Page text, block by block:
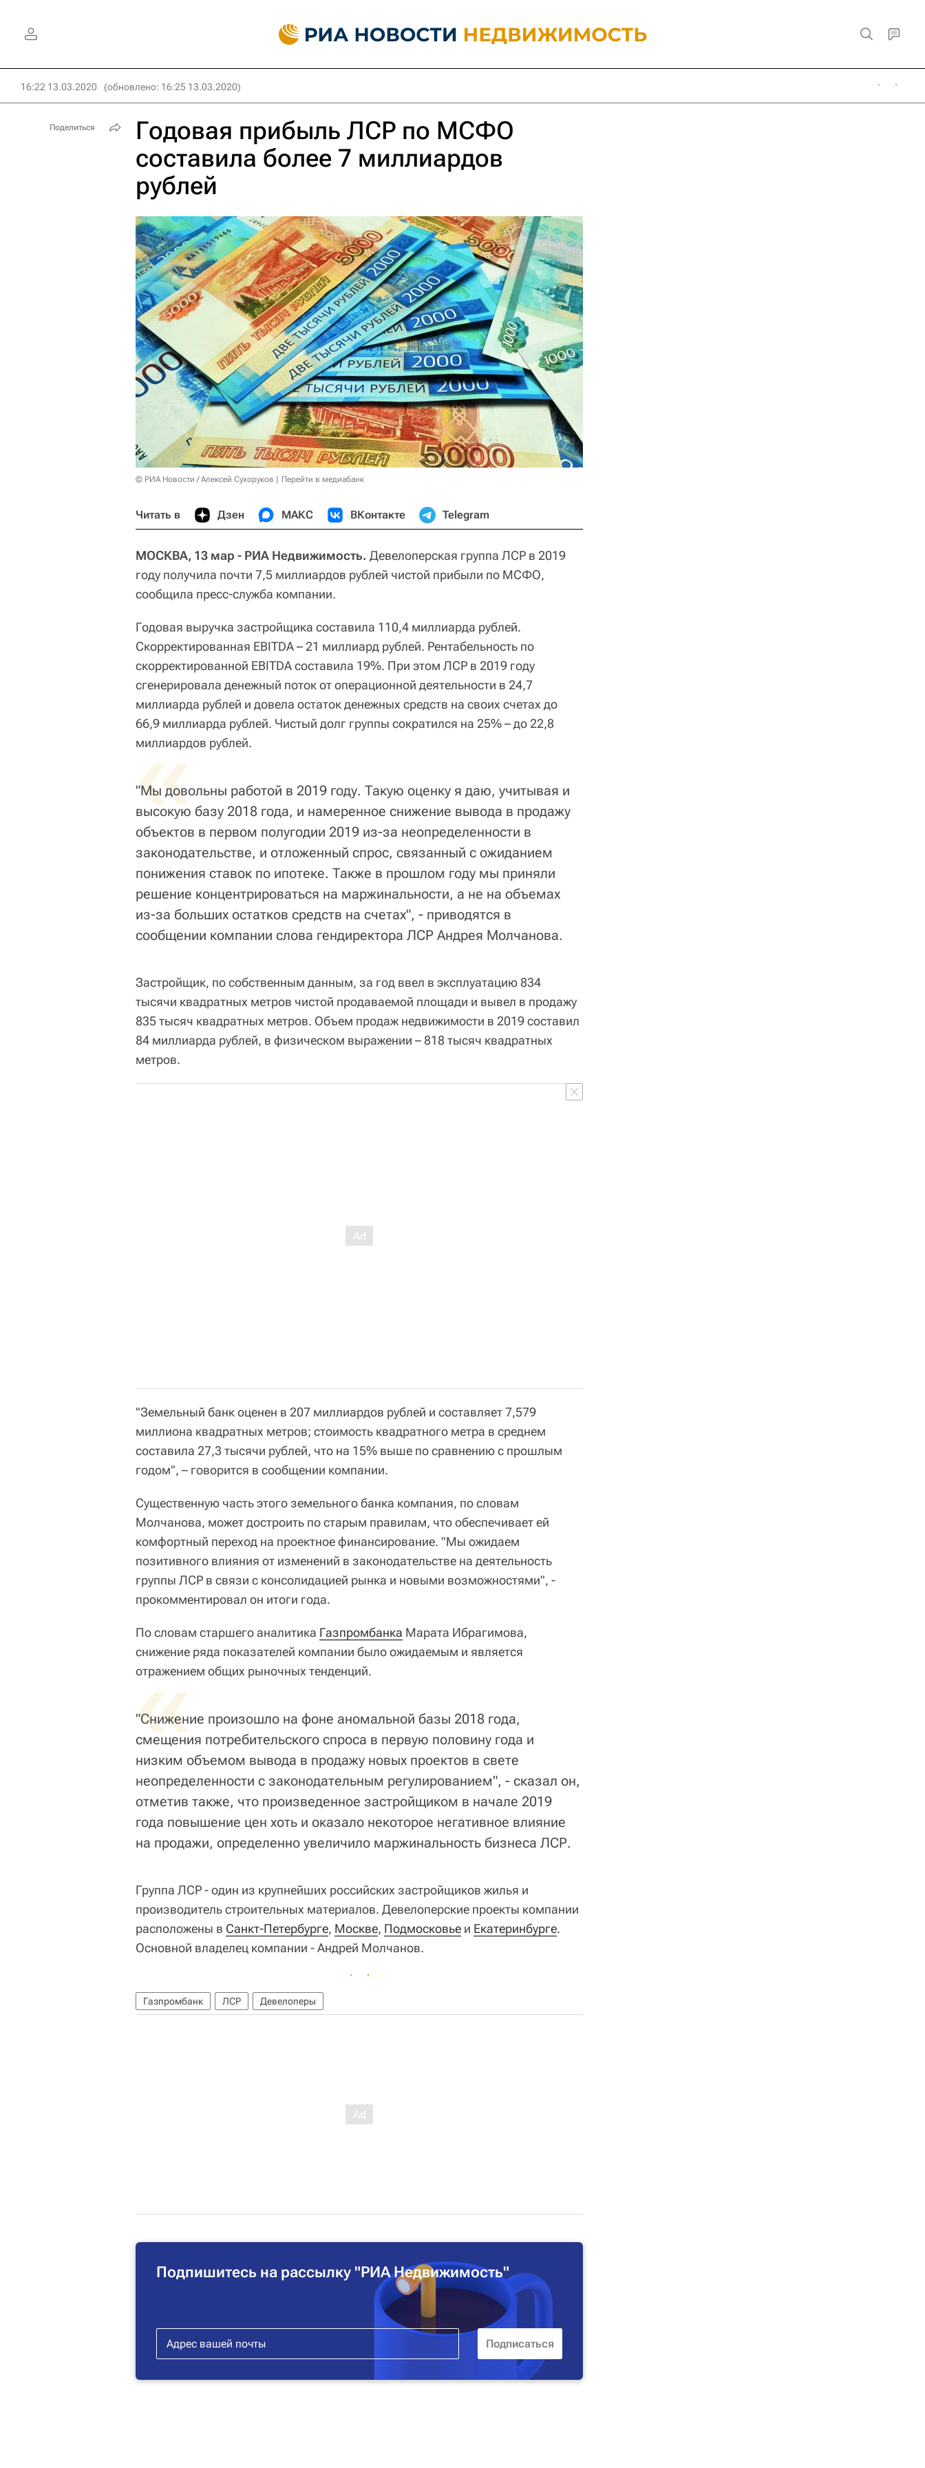
16:22 13.03.2020 (обновлено: 16:25 13.03.2020)
Годовая прибыль ЛСР по МСФО
составила более 7 миллиардов
рублей
© РИА Новости / Алексей Сухоруков Перейти в медиабанк
Читать в Дзен МАКС ВКонтакте Telegram
МОСКВА, 13 мар - РИА Недвижимость. Девелоперская группа ЛСР в 2019
году получила почти 7,5 миллиардов рублей чистой прибыли по МСФО,
сообщила пресс-служба компании.
Годовая выручка застройщика составила 110,4 миллиарда рублей.
Скорректированная EBITDA – 21 миллиард рублей. Рентабельность по
скорректированной EBITDA составила 19%. При этом ЛСР в 2019 году
сгенерировала денежный поток от операционной деятельности в 24,7
миллиарда рублей и довела остаток денежных средств на своих счетах до
66,9 миллиарда рублей. Чистый долг группы сократился на 25% – до 22,8
миллиардов рублей.
«
"Мы довольны работой в 2019 году. Такую оценку я даю, учитывая и
высокую базу 2018 года, и намеренное снижение вывода в продажу
объектов в первом полугодии 2019 из-за неопределенности в
законодательстве, и отложенный спрос, связанный с ожиданием
понижения ставок по ипотеке. Также в прошлом году мы приняли
решение концентрироваться на маржинальности, а не на объемах
из-за больших остатков средств на счетах", - приводятся в
сообщении компании слова гендиректора ЛСР Андрея Молчанова.
Застройщик, по собственным данным, за год ввел в эксплуатацию 834
тысячи квадратных метров чистой продаваемой площади и вывел в продажу
835 тысяч квадратных метров. Объем продаж недвижимости в 2019 составил
84 миллиарда рублей, в физическом выражении – 818 тысяч квадратных
метров.
"Земельный банк оценен в 207 миллиардов рублей и составляет 7,579
миллиона квадратных метров; стоимость квадратного метра в среднем
составила 27,3 тысячи рублей, что на 15% выше по сравнению с прошлым
годом", – говорится в сообщении компании.
Существенную часть этого земельного банка компания, по словам
Молчанова, может достроить по старым правилам, что обеспечивает ей
комфортный переход на проектное финансирование. "Мы ожидаем
позитивного влияния от изменений в законодательстве на деятельность
группы ЛСР в связи с консолидацией рынка и новыми возможностями", -
прокомментировал он итоги года.
По словам старшего аналитика Газпромбанка Марата Ибрагимова,
снижение ряда показателей компании было ожидаемым и является
отражением общих рыночных тенденций.
«
"Снижение произошло на фоне аномальной базы 2018 года,
смещения потребительского спроса в первую половину года и
низким объемом вывода в продажу новых проектов в свете
неопределенности с законодательным регулированием", - сказал он,
отметив также, что произведенное застройщиком в начале 2019
года повышение цен хоть и оказало некоторое негативное влияние
на продажи, определенно увеличило маржинальность бизнеса ЛСР.
Группа ЛСР - один из крупнейших российских застройщиков жилья и
производитель строительных материалов. Девелоперские проекты компании
расположены в Санкт-Петербурге, Москве, Подмосковье и Екатеринбурге.
Основной владелец компании - Андрей Молчанов.
Газпромбанк ЛСР Девелоперы
Подпишитесь на рассылку "РИА Недвижимость"
Поделиться